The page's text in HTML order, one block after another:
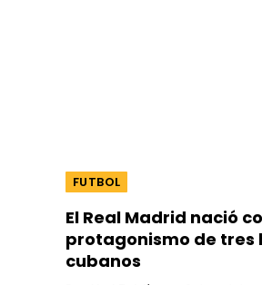
FUTBOL
El Real Madrid nació
protagonismo de tres
cubanos